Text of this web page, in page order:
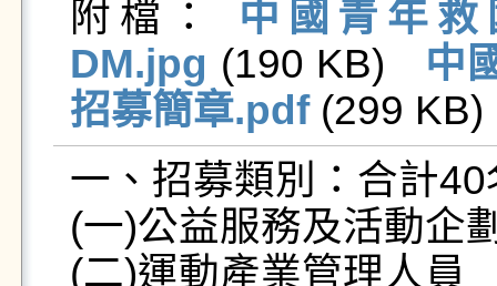
附檔： 中國青年
DM.jpg (190 KB) 中
招募簡章.pdf (299
一、招募類別：合計40
(一)公益服務及活動企
(二)運動產業管理人員